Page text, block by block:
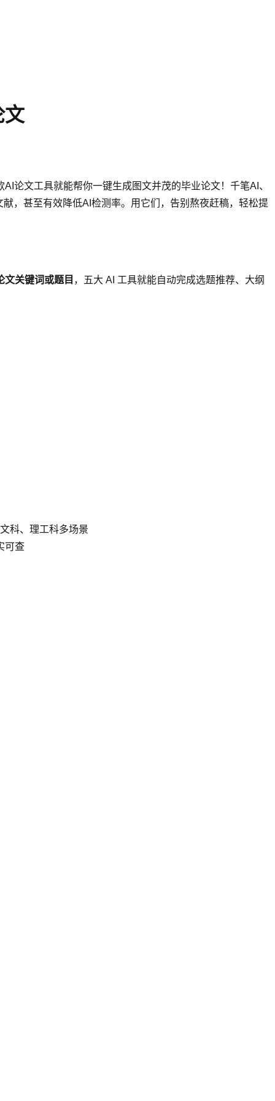
文
论文工具就能帮你一键生成图文并茂的毕业论文！千笔AI、
，甚至有效降低AI检测率。用它们，告别熬夜赶稿，轻松提
文关键词或题目 ，五大 AI 工具就能自动完成选题推荐、大纲
科、理工科多场景
可查